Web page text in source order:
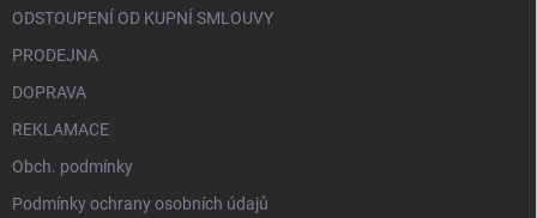
ODSTOUPENÍ OD KUPNÍ SMLOUVY
PRODEJNA
DOPRAVA
REKLAMACE
Obch. podmínky
Podmínky ochrany osobních údajů